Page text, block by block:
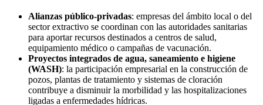
Alianzas público-privadas: empresas del ámbito local o del
sector extractivo se coordinan con las autoridades sanitarias
para aportar recursos destinados a centros de salud,
equipamiento médico o campañas de vacunación.
Proyectos integrados de agua, saneamiento e higiene
(WASH): la participación empresarial en la construcción de
pozos, plantas de tratamiento y sistemas de cloración
contribuye a disminuir la morbilidad y las hospitalizaciones
ligadas a enfermedades hídricas.